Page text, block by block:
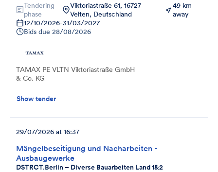
Tendering
phase
Viktoriastraße 61, 16727
Velten, Deutschland
49 km
away
12/10/2026-31/03/2027
Bids due 28/08/2026
TAMAX PE VLTN Viktoriastraße GmbH
& Co. KG
Show tender
Mängelbeseitigung und Nacharbeiten -
Ausbaugewerke
DSTRCT.Berlin – Diverse Bauarbeiten Land 1&2
29/07/2026 at 16:37